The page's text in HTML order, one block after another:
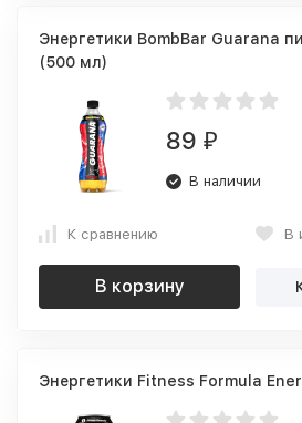
Энергетики BombBar Guarana
(500 мл)
89 ₽
В наличии
К сравнению В
В корзину
Энергетики Fitness Formula